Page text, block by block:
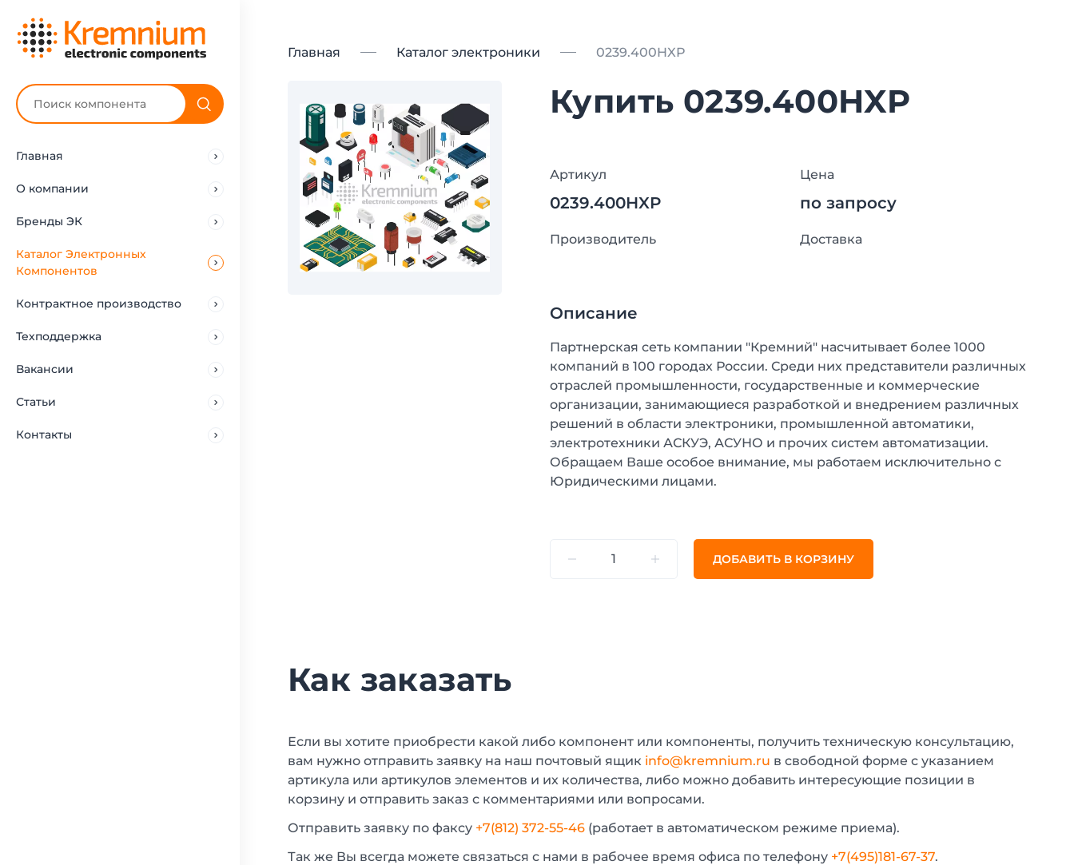
Главная
О компании
Бренды ЭК
Каталог Электронных
Компонентов
Контрактное производство
Техподдержка
Вакансии
Статьи
Контакты
Главная Каталог электроники 0239.400HXP
Купить 0239.400HXP
Артикул
0239.400HXP
Цена
по запросу
Производитель Доставка
Описание
Партнерская сеть компании "Кремний" насчитывает более 1000
компаний в 100 городах России. Среди них представители различных
отраслей промышленности, государственные и коммерческие
организации, занимающиеся разработкой и внедрением различных
решений в области электроники, промышленной автоматики,
электротехники АСКУЭ, АСУНО и прочих систем автоматизации.
Обращаем Ваше особое внимание, мы работаем исключительно с
Юридическими лицами.
ДОБАВИТЬ В КОРЗИНУ
Как заказать
Если вы хотите приобрести какой либо компонент или компоненты, получить техническую консультацию,
вам нужно отправить заявку на наш почтовый ящик info@kremnium.ru в свободной форме с указанием
артикула или артикулов элементов и их количества, либо можно добавить интересующие позиции в
корзину и отправить заказ с комментариями или вопросами.
Отправить заявку по факсу +7(812) 372-55-46 (работает в автоматическом режиме приема).
Так же Вы всегда можете связаться с нами в рабочее время офиса по телефону +7(495)181-67-37.